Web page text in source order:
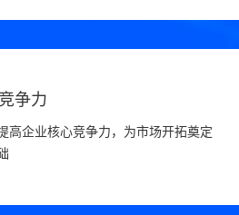
争力
高企业核心竞争力，为市场开拓奠定